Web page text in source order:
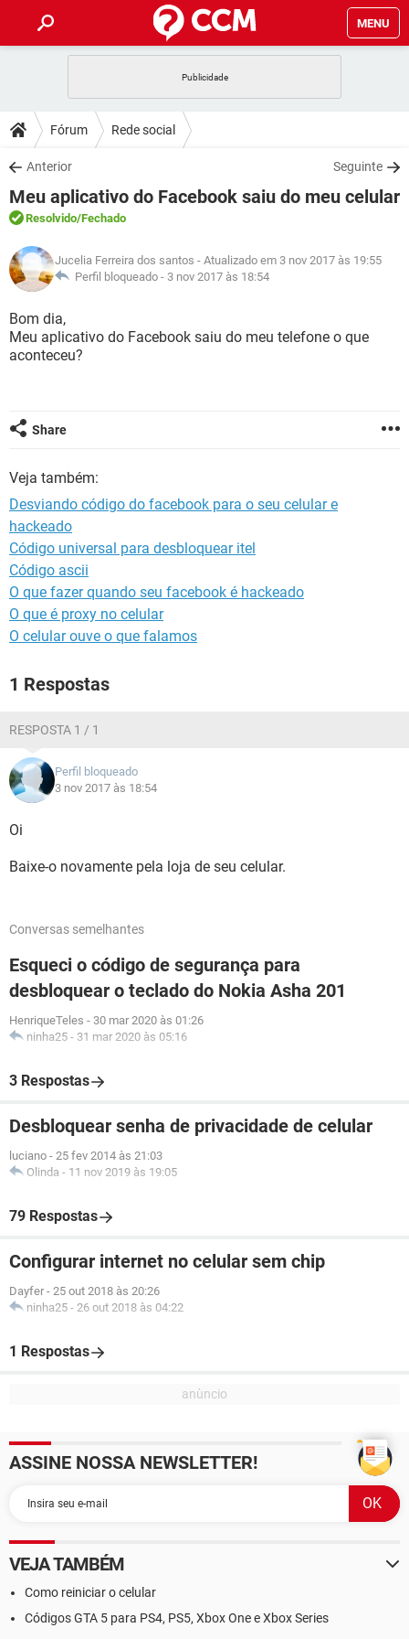
MENU
CELULAR
OUTLOOK
INSTAGRAM GMAIL
GUIA DE COMPRAS
DICAS
JOGOS
OUTLOOK
INSTAGRAM
GUIA DE COMPRAS
DOWNLOADS
JOGOS WHATSAPP
CELULAR
OUTLOOK EXCEL
INSTAGRAM
GUIA DE COMPRAS
FÓRUM
JOGOS
CELULAR FACEBOOK
INSTAGRAM GMAIL
GLOSSÁRIO
JOGOS
CELULAR
OUTLOOK
Fórum Rede social
Anterior Seguinte
Meu aplicativo do Facebook saiu do meu celular
Resolvido/Fechado
Jucelia Ferreira dos santos - Atualizado em 3 nov 2017 às 19:55
Perfil bloqueado - 3 nov 2017 às 18:54
Bom dia,
Meu aplicativo do Facebook saiu do meu telefone o que
aconteceu?
Share
Veja também:
Desviando código do facebook para o seu celular e
hackeado
Código universal para desbloquear itel
Código ascii
O que fazer quando seu facebook é hackeado
O que é proxy no celular
O celular ouve o que falamos
1 Respostas
RESPOSTA 1 / 1
Perfil bloqueado
3 nov 2017 às 18:54
Oi
Baixe-o novamente pela loja de seu celular.
Conversas semelhantes
Esqueci o código de segurança para
desbloquear o teclado do Nokia Asha 201
HenriqueTeles - 30 mar 2020 às 01:26
ninha25 - 31 mar 2020 às 05:16
3 Respostas
Desbloquear senha de privacidade de celular
luciano - 25 fev 2014 às 21:03
Olinda - 11 nov 2019 às 19:05
79 Respostas
Configurar internet no celular sem chip
Dayfer - 25 out 2018 às 20:26
ninha25 - 26 out 2018 às 04:22
1 Respostas
ASSINE NOSSA NEWSLETTER!
VEJA TAMBÉM
Como reiniciar o celular
Códigos GTA 5 para PS4, PS5, Xbox One e Xbox Series